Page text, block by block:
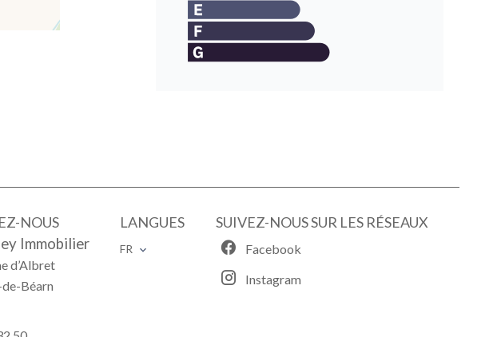
NOUS
Immobilier
d’Albret
de-Béarn
LANGUES
FR
SUIVEZ-NOUS SUR LES RÉSEAUX
Facebook
Instagram